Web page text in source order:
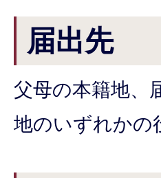
届出先
父母の本籍地、
地のいずれかの